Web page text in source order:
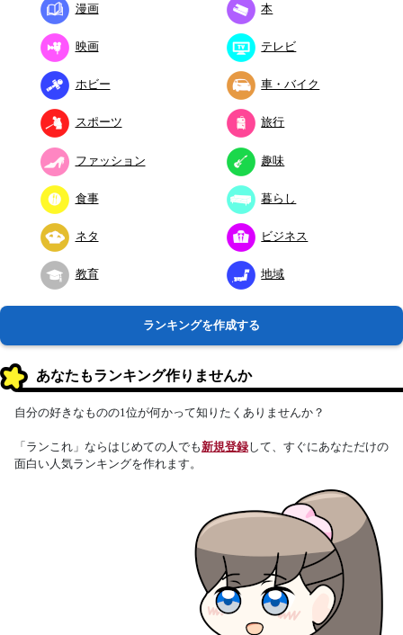
漫画 本
映画 テレビ
ホビー 車・バイク
スポーツ 旅行
ファッション 趣味
食事 暮らし
ネタ ビジネス
教育 地域
ランキングを作成する
あなたもランキング作りませんか
自分の好きなものの1位が何かって知りたくありませんか？
「ランこれ」ならはじめての人でも新規登録して、すぐにあなただけの
面白い人気ランキングを作れます。